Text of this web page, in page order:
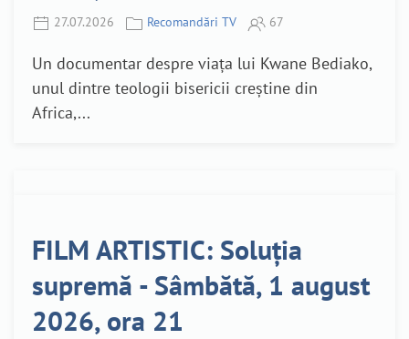
27.07.2026 Recomandări TV 67
Un documentar despre viața lui Kwane Bediako,
unul dintre teologii bisericii creștine din
Africa,...
FILM ARTISTIC: Soluția
supremă - Sâmbătă, 1 august
2026, ora 21